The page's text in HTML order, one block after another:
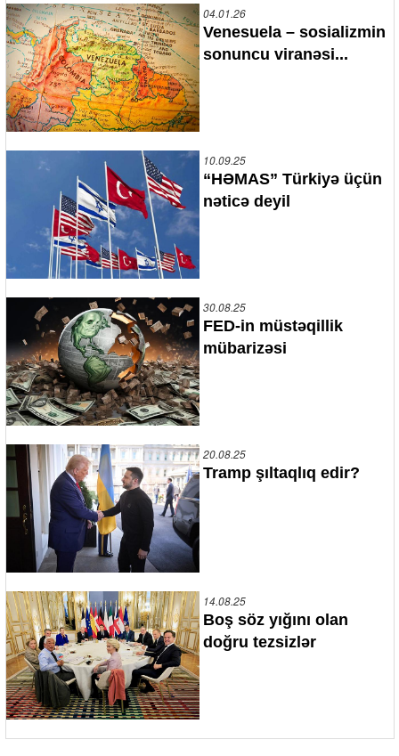
04.01.26
Venesuela – sosializmin
sonuncu viranəsi...
10.09.25
“HƏMAS” Türkiyə üçün
nəticə deyil
30.08.25
FED-in müstəqillik
mübarizəsi
20.08.25
Tramp şıltaqlıq edir?
14.08.25
Boş söz yığını olan
doğru tezsizlər